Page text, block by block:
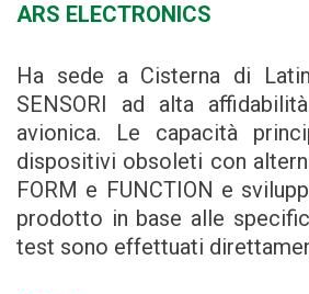
ARS ELECTRONICS
Ha sede a Cisterna di
SENSORI ad alta
avionica. Le capacità
dispositivi obsoleti con
FORM e FUNCTION e
prodotto in base alle
test sono effettuati